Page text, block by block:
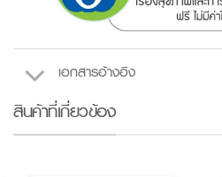
เอกสารอ้างอิง
สินค้าที่เกี่ยวข้อง